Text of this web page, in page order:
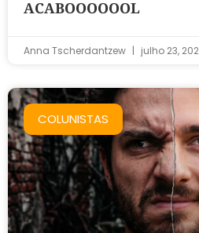
ACABOOOOOOL
Anna Tscherdantzew julho 23,
COLUNISTAS